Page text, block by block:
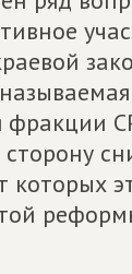
фракции